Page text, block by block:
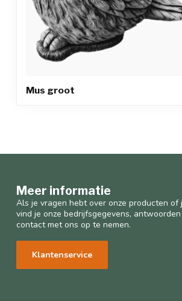
Mus groot
Meer informatie
Als je vragen hebt over onze producten of
vind je onze bedrijfsgegevens,
contact met ons op te nemen.
Klantenservice